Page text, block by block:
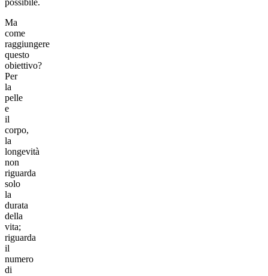
possibile.
Ma
come
raggiungere
questo
obiettivo?
Per
la
pelle
e
il
corpo,
la
longevità
non
riguarda
solo
la
durata
della
vita;
riguarda
il
numero
di